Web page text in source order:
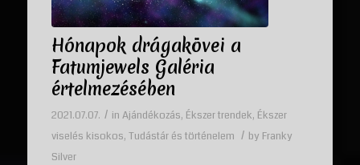
Hónapok drágakövei a
Fatumjewels Galéria
értelmezésében
2021.07.07. / in Ajándékozás, Ékszer trendek, Ékszer
viselés kisokos, Tudástár és történelem / by Franky
Silver